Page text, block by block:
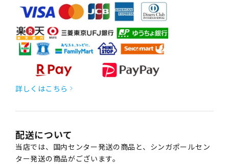
詳しくはこちら
配送について
当店では、国内センター発送の商品と、シンガポールセン
ター発送の商品がございます。